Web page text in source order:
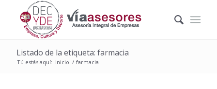
Listado de la etiqueta: farmacia
Tú estás aquí: Inicio / farmacia